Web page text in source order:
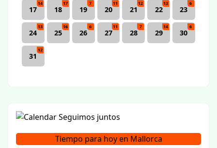
17
14
18
17
19
7
20
11
21
12
22
13
23
6
24
13
25
16
26
6
27
11
28
7
29
14
30
6
31
12
Tiempo para hoy en Mallorca